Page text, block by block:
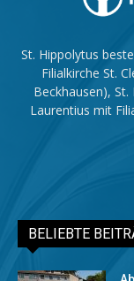
St. Hippolytus
Filialkirche St.
Beckhausen),
Laurentius mit
BELIEBTE